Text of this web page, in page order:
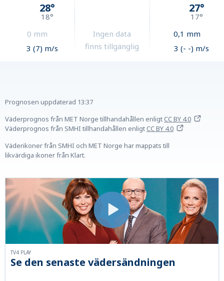
28°
18°
0 mm
3 (7) m/s
Ingen data
finns tillgänglig
27°
17°
0,1 mm
3 (- -) m/s
Prognosen uppdaterad 13:37
Väderprognos från MET Norge tillhandahållen enligtCC BY 4.0
Väderprognos från SMHI tillhandahållen enligtCC BY 4.0
Väderikoner från SMHI och MET Norge har mappats till
likvärdiga ikoner från Klart.
Se den senaste vädersändningen
TV4 PLAY